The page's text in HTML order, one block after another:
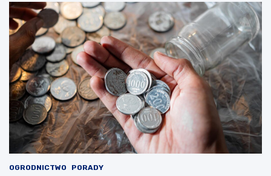
OGRODNICTWO PORADY